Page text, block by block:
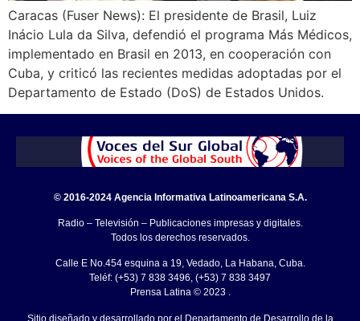
Caracas (Fuser News): El presidente de Brasil, Luiz
Inácio Lula da Silva, defendió el programa Más Médicos,
implementado en Brasil en 2013, en cooperación con
Cuba, y criticó las recientes medidas adoptadas por el
Departamento de Estado (DoS) de Estados Unidos.
© 2016-2024 Agencia Informativa Latinoamericana S.A.
Radio – Televisión – Publicaciones impresas y digitales.
Todos los derechos reservados.
Calle E No.454 esquina a 19, Vedado, La Habana, Cuba.
Teléf: (+53) 7 838 3496, (+53) 7 838 3497
Prensa Latina © 2023 .
Sitio diseñado y desarrollado por el Departamento de Desarrollo de la